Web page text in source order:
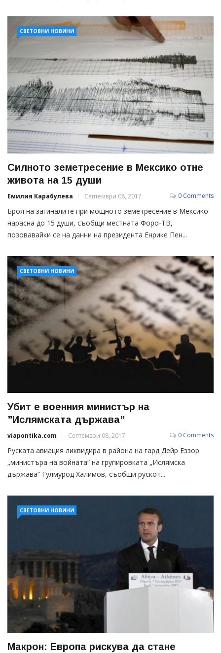
СВЕТОВНИ НОВИНИ
Силното земетресение в Мексико отне
живота на 15 души
Емилия Карабулева Септември 08, 2017 0 Comments
Броя на загиналите при мощното земетресение в Мексико
нарасна до 15 души, съобщи местната Форо-ТВ,
позовавайки се на данни на президента Енрике Пен...
СВЕТОВНИ НОВИНИ
Убит е военния министър на
”Ислямската държава”
viapontika.com Септември 08, 2017 0 Comments
Руската авиация ликвидира в района на гард Дейр Еззор
„министъра на войната“ на групировката „Ислямска
държава“ Гулмурод Халимов, съобщи рускот...
СВЕТОВНИ НОВИНИ
Макрон: Европа рискува да стане